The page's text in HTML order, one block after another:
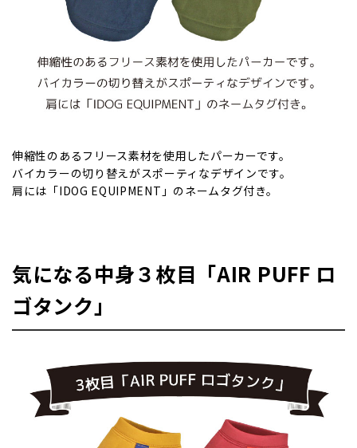
伸縮性のあるフリース素材を使用したパーカーです。
バイカラーの切り替えがスポーティなデザインです。
肩には「IDOG EQUIPMENT」のネームタグ付き。
気になる中身３枚目「AIR PUFF ロ
ゴタンク」